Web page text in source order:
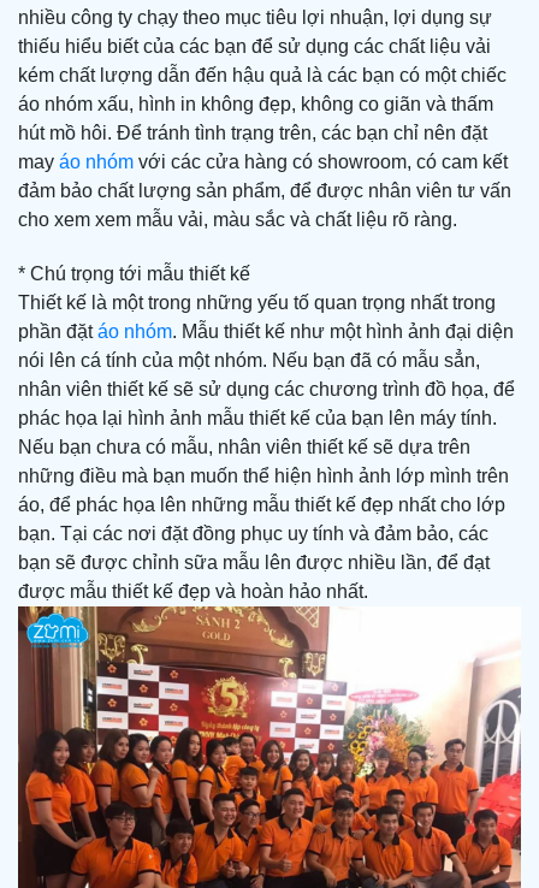
nhiều công ty chạy theo mục tiêu lợi nhuận, lợi dụng sự
thiếu hiểu biết của các bạn để sử dụng các chất liệu vải
kém chất lượng dẫn đến hậu quả là các bạn có một chiếc
áo nhóm xấu, hình in không đẹp, không co giãn và thấm
hút mồ hôi. Để tránh tình trạng trên, các bạn chỉ nên đặt
may áo nhóm với các cửa hàng có showroom, có cam kết
đảm bảo chất lượng sản phẩm, để được nhân viên tư vấn
cho xem xem mẫu vải, màu sắc và chất liệu rõ ràng.
* Chú trọng tới mẫu thiết kế
Thiết kế là một trong những yếu tố quan trọng nhất trong
phần đặtáo nhóm. Mẫu thiết kế như một hình ảnh đại diện
nói lên cá tính của một nhóm. Nếu bạn đã có mẫu sẳn,
nhân viên thiết kế sẽ sử dụng các chương trình đồ họa, để
phác họa lại hình ảnh mẫu thiết kế của bạn lên máy tính.
Nếu bạn chưa có mẫu, nhân viên thiết kế sẽ dựa trên
những điều mà bạn muốn thể hiện hình ảnh lớp mình trên
áo, để phác họa lên những mẫu thiết kế đẹp nhất cho lớp
bạn. Tại các nơi đặt đồng phục uy tính và đảm bảo, các
bạn sẽ được chỉnh sữa mẫu lên được nhiều lần, để đạt
được mẫu thiết kế đẹp và hoàn hảo nhất.